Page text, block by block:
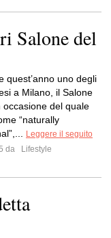
Salone del
quest’anno uno degli
a Milano, il Salone
occasione del quale
“naturally
Leggere il seguito
da
Lifestyle